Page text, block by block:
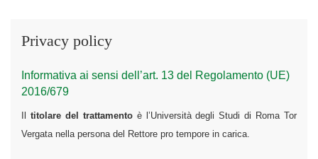
Privacy policy
Informativa ai sensi dell’art. 13 del Regolamento (UE)
2016/679
Il titolare del trattamentoè l’Università degli Studi di Roma Tor
Vergata nella persona del Rettore pro tempore in carica.